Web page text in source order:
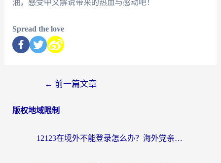
油，感受中文解说带来的热血与感动吧！
Spread the love
← 前一篇文章
版权地域限制
12123在境外不能登录怎么办？海外党亲测有效的回国加速方案